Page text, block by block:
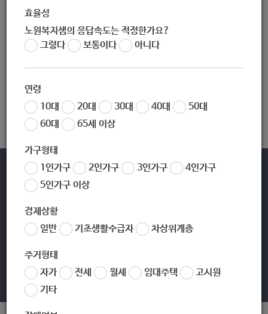
효율성
노원복지샘의 응답속도는 적정한가요?
그렇다
보통이다 아니다
연령
10대
20대 30대 40대
50대
60대
65세 이상
가구형태
1인가구
2인가구 3인가구
4인가구
5인가구 이상
경제상황
일반
기초생활수급자 차상위계층
주거형태
자가
전세 월세 임대주택
고시원
기타
검색 결과가 없습니다.
바로가기
[01689] 서울시 노원구 노해로 437(상계동) TEL 02-2116-3114
02-2116-3000,3301(야간,공휴일/당직실) FAX 02-2116-4666
Copyright ©2019 노원복지샘. All rights reserved.